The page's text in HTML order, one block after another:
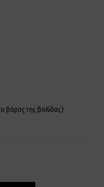
βάρος της βολίδας)